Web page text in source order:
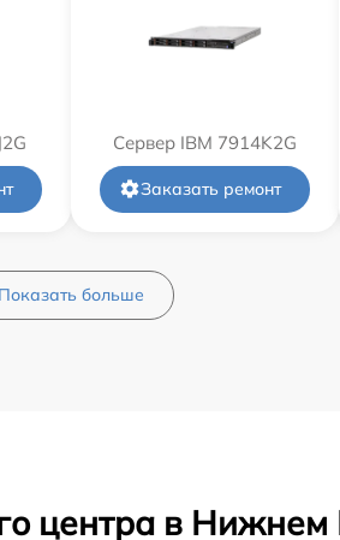
Сервер IBM 7914K2G
Заказать ремонт
Показать больше
центра в